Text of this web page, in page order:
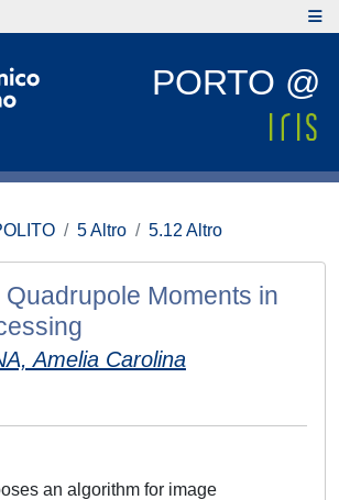
PORTO @
5 Altro 5.12 Altro
Moments in
Amelia Carolina
an algorithm for image